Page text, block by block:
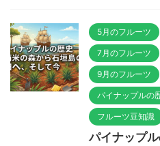
5月のフルーツ
7月のフルーツ
9月のフルーツ
パイナップルの
フルーツ豆知識
パイナップ